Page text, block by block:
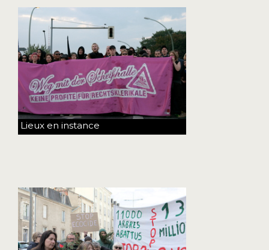
Lieux en instance